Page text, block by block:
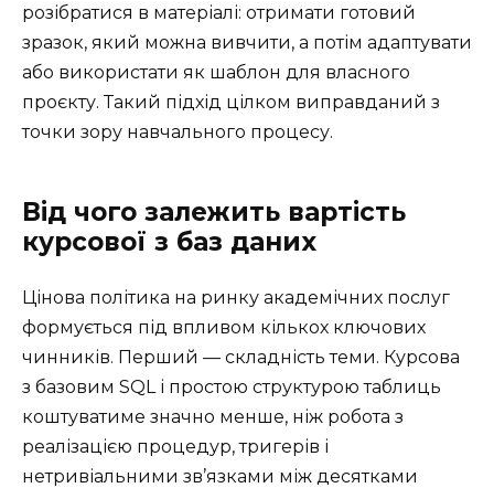
розібратися в матеріалі: отримати готовий
зразок, який можна вивчити, а потім адаптувати
або використати як шаблон для власного
проєкту. Такий підхід цілком виправданий з
точки зору навчального процесу.
Від чого залежить вартість
курсової з баз даних
Цінова політика на ринку академічних послуг
формується під впливом кількох ключових
чинників. Перший — складність теми. Курсова
з базовим SQL і простою структурою таблиць
коштуватиме значно менше, ніж робота з
реалізацією процедур, тригерів і
нетривіальними зв’язками між десятками